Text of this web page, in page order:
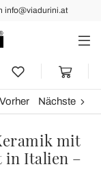
info@viadurini.at
Vorher Nächste
mit
in Italien –